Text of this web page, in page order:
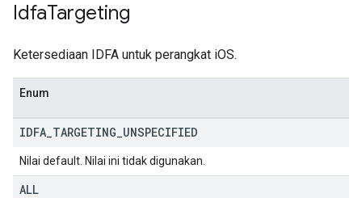
IdfaTargeting
Ketersediaan IDFA untuk perangkat iOS.
Enum
IDFA TARGETING UNSPECIFIED
Nilai default. Nilai ini tidak digunakan.
ALL